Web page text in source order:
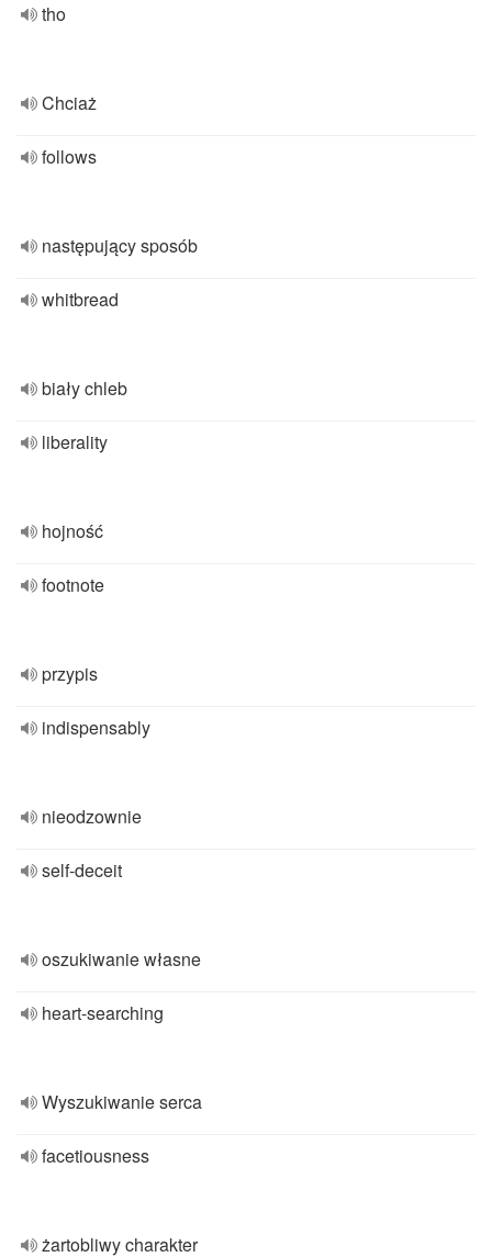
tho
Chciaż
follows
następujący sposób
whitbread
biały chleb
liberality
hojność
footnote
przypis
indispensably
nieodzownie
self-deceit
oszukiwanie własne
heart-searching
Wyszukiwanie serca
facetiousness
żartobliwy charakter